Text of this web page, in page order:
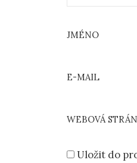
JMÉNO
E-MAIL
WEBOVÁ
Uložit do